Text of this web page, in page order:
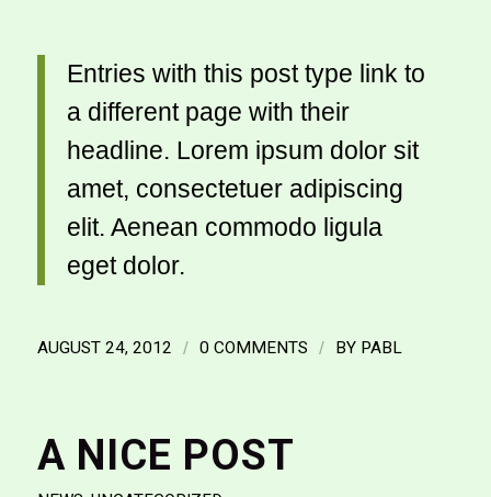
Entries with this post type link to
a different page with their
headline. Lorem ipsum dolor sit
amet, consectetuer adipiscing
elit. Aenean commodo ligula
eget dolor.
AUGUST 24, 2012 / 0 COMMENTS / BY PABL
A NICE POST